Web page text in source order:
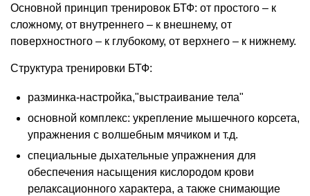
Основной принцип тренировок БТФ: от простого – к
сложному, от внутреннего – к внешнему, от
поверхностного – к глубокому, от верхнего – к нижнему.
Структура тренировки БТФ:
разминка-настройка,"выстраивание тела"
основной комплекс: укрепление мышечного корсета,
упражнения с волшебным мячиком и т.д.
специальные дыхательные упражнения для
обеспечения насыщения кислородом крови
релаксационного характера, а также снимающие